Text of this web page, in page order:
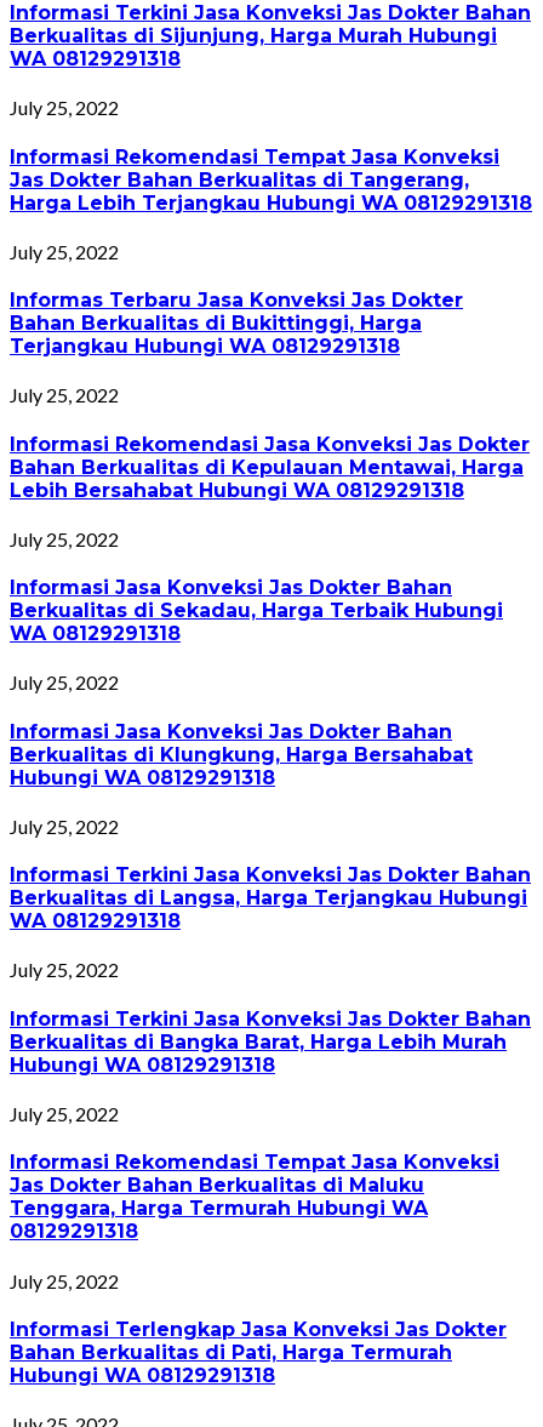
Informasi Terkini Jasa Konveksi Jas Dokter Bahan
Berkualitas di Sijunjung, Harga Murah Hubungi
WA 08129291318
July 25, 2022
Informasi Rekomendasi Tempat Jasa Konveksi
Jas Dokter Bahan Berkualitas di Tangerang,
Harga Lebih Terjangkau Hubungi WA 08129291318
July 25, 2022
Informas Terbaru Jasa Konveksi Jas Dokter
Bahan Berkualitas di Bukittinggi, Harga
Terjangkau Hubungi WA 08129291318
July 25, 2022
Informasi Rekomendasi Jasa Konveksi Jas Dokter
Bahan Berkualitas di Kepulauan Mentawai, Harga
Lebih Bersahabat Hubungi WA 08129291318
July 25, 2022
Informasi Jasa Konveksi Jas Dokter Bahan
Berkualitas di Sekadau, Harga Terbaik Hubungi
WA 08129291318
July 25, 2022
Informasi Jasa Konveksi Jas Dokter Bahan
Berkualitas di Klungkung, Harga Bersahabat
Hubungi WA 08129291318
July 25, 2022
Informasi Terkini Jasa Konveksi Jas Dokter Bahan
Berkualitas di Langsa, Harga Terjangkau Hubungi
WA 08129291318
July 25, 2022
Informasi Terkini Jasa Konveksi Jas Dokter Bahan
Berkualitas di Bangka Barat, Harga Lebih Murah
Hubungi WA 08129291318
July 25, 2022
Informasi Rekomendasi Tempat Jasa Konveksi
Jas Dokter Bahan Berkualitas di Maluku
Tenggara, Harga Termurah Hubungi WA
08129291318
July 25, 2022
Informasi Terlengkap Jasa Konveksi Jas Dokter
Bahan Berkualitas di Pati, Harga Termurah
Hubungi WA 08129291318